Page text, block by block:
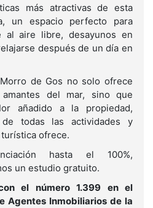
más atractivas de esta
un espacio perfecto para
al aire libre, desayunos en
después de un día en
de Gos no solo ofrece
del mar, sino que
añadido a la propiedad,
todas las actividades y
ofrece.
hasta el 100%,
un estudio gratuito.
el número 1.399 en el
Agentes Inmobiliarios de la